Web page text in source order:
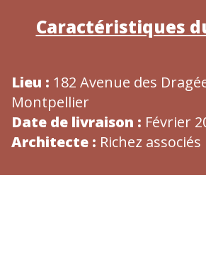
Caractéristiques
Lieu : 182 Avenue des
Montpellier
Date de livraison : Février
Architecte : Richez associés